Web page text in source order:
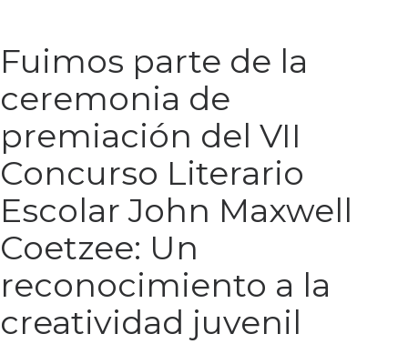
Fuimos parte de la
ceremonia de
premiación del VII
Concurso Literario
Escolar John Maxwell
Coetzee: Un
reconocimiento a la
creatividad juvenil